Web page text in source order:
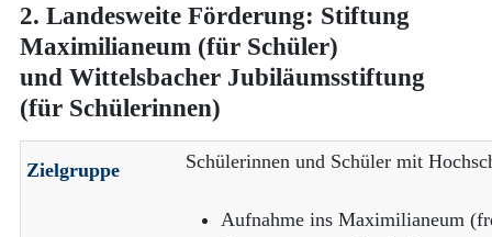
2. Landesweite Förderung: Stiftung
Maximilianeum (für Schüler)
und Wittelsbacher Jubiläumsstiftung
(für Schülerinnen)
Zielgruppe Schülerinnen und Schüler mit
Aufnahme ins Maximilianeum